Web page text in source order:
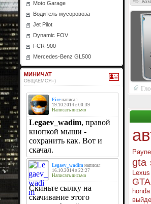
gta
Lexus
honda
Moto Garage
Водитель мусоровоза
Jet Pilot
Dynamic FOV
FCR-900
Mercedes-Benz GL500
МИНИЧАТ
ОБЩАЕМСЯ=)